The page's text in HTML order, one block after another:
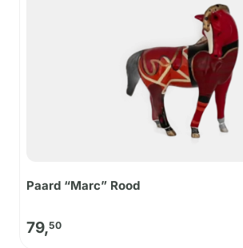
Paard “Marc” Rood
79,50